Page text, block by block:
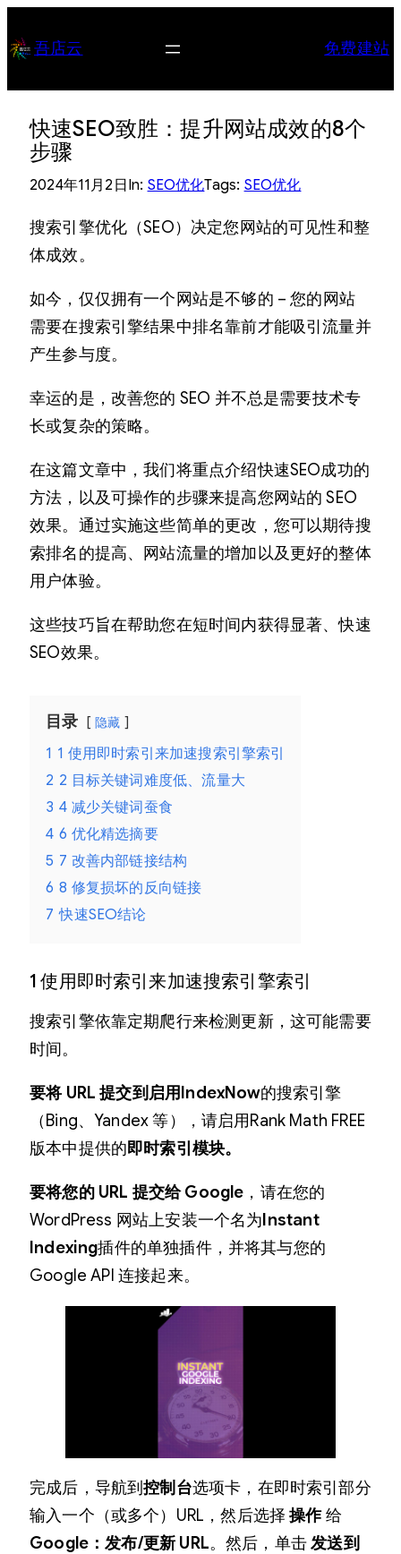
至 吾店云 免费建站
快速SEO致胜：提升网站成效的8个
步骤
2024年11月2日 In: SEO优化Tags: SEO优化
搜索引擎优化（SEO）决定您网站的可见性和整
体成效。
如今，仅仅拥有一个网站是不够的 – 您的网站
需要在搜索引擎结果中排名靠前才能吸引流量并
产生参与度。
幸运的是，改善您的 SEO 并不总是需要技术专
长或复杂的策略。
在这篇文章中，我们将重点介绍快速SEO成功的
方法，以及可操作的步骤来提高您网站的 SEO
效果。通过实施这些简单的更改，您可以期待搜
索排名的提高、网站流量的增加以及更好的整体
用户体验。
这些技巧旨在帮助您在短时间内获得显著、快速
SEO效果。
目录 隐藏
1 1 使用即时索引来加速搜索引擎索引
2 2 目标关键词难度低、流量大
3 4 减少关键词蚕食
4 6 优化精选摘要
5 7 改善内部链接结构
6 8 修复损坏的反向链接
7 快速SEO结论
1 使用即时索引来加速搜索引擎索引
搜索引擎依靠定期爬行来检测更新，这可能需要
时间。
要将 URL 提交到启用IndexNow的搜索引擎
（Bing、Yandex 等），请启用Rank Math FREE
版本中提供的即时索引模块。
要将您的 URL 提交给 Google ，请在您的
WordPress 网站上安装一个名为 Instant
Indexing插件的单独插件，并将其与您的
Google API 连接起来。
完成后，导航到控制台选项卡，在即时索引部分
输入一个（或多个）URL，然后选择操作给
Google：发布/更新 URL。然后，单击发送到